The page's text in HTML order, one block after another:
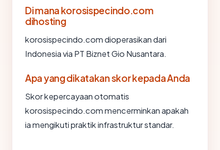
Di mana korosispecindo.com
dihosting
korosispecindo.com dioperasikan dari
Indonesia via PT Biznet Gio Nusantara.
Apa yang dikatakan skor kepada Anda
Skor kepercayaan otomatis
korosispecindo.com mencerminkan apakah
ia mengikuti praktik infrastruktur standar.